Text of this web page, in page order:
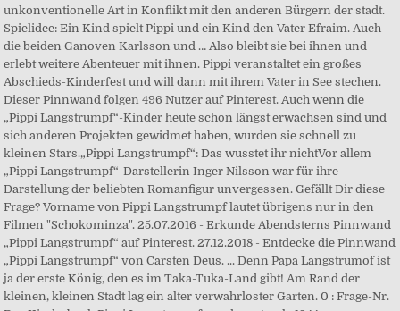
unkonventionelle Art in Konflikt mit den anderen Bürgern der stadt.
Spielidee: Ein Kind spielt Pippi und ein Kind den Vater Efraim. Auch
die beiden Ganoven Karlsson und … Also bleibt sie bei ihnen und
erlebt weitere Abenteuer mit ihnen. Pippi veranstaltet ein großes
Abschieds-Kinderfest und will dann mit ihrem Vater in See stechen.
Dieser Pinnwand folgen 496 Nutzer auf Pinterest. Auch wenn die
„Pippi Langstrumpf“-Kinder heute schon längst erwachsen sind und
sich anderen Projekten gewidmet haben, wurden sie schnell zu
kleinen Stars.„Pippi Langstrumpf“: Das wusstet ihr nichtVor allem
„Pippi Langstrumpf“-Darstellerin Inger Nilsson war für ihre
Darstellung der beliebten Romanfigur unvergessen. Gefällt Dir diese
Frage? Vorname von Pippi Langstrumpf lautet übrigens nur in den
Filmen "Schokominza". 25.07.2016 - Erkunde Abendsterns Pinnwand
„Pippi Langstrumpf“ auf Pinterest. 27.12.2018 - Entdecke die Pinnwand
„Pippi Langstrumpf“ von Carsten Deus. ... Denn Papa Langstrumof ist
ja der erste König, den es im Taka-Tuka-Land gibt! Am Rand der
kleinen, kleinen Stadt lag ein alter verwahrloster Garten. 0 : Frage-Nr.